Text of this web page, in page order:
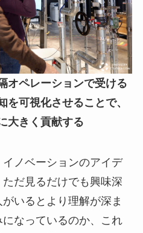
オペレーションで受ける
を可視化させることで、
大きく貢献する
ノベーションのアイデ
だ見るだけでも興味深
いるとより理解が深ま
なっているのか、これ